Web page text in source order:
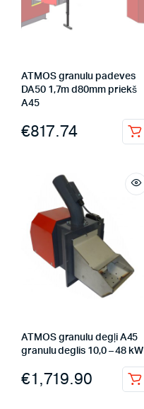
ATMOS granulu padeves
DA50 1,7m d80mm priekš
A45
€817.74
ATMOS granulu degļi A45
granulu deglis 10,0 – 48 kW
€1,719.90